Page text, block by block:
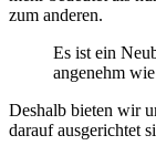
zum anderen.
Es ist ein
angenehm
Deshalb bieten wir
darauf ausgerichtet